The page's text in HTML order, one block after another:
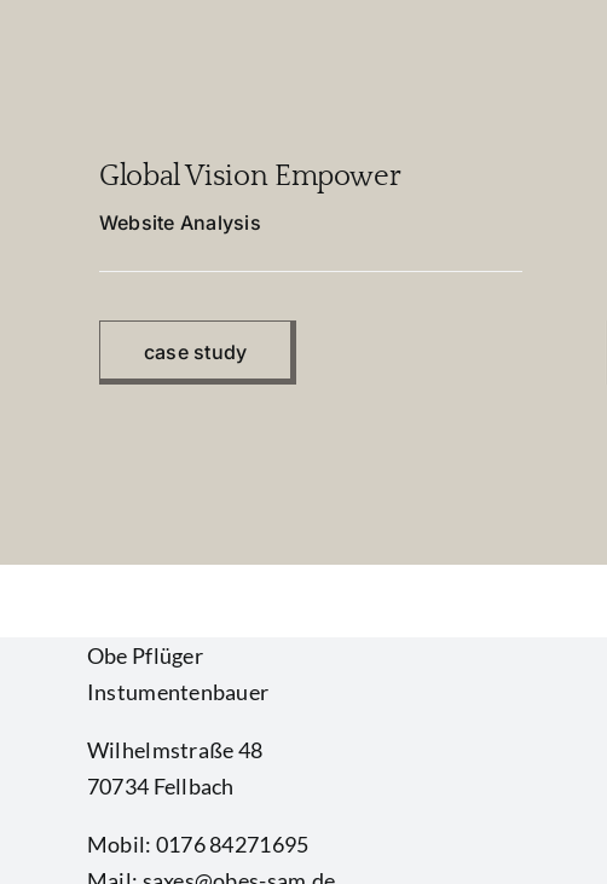
Global Vision Empower
Website Analysis
case study
Obe Pflüger
Instumentenbauer
Wilhelmstraße 48
70734 Fellbach
Mobil: 0176 84271695